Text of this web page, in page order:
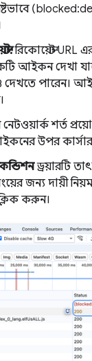
রিকোয়েস্ট URL
আইকন দেখা
পারেন।
শর্ত
উপর কার্সার
ড্রয়ারটি
জন্য দায়ী
করুন।